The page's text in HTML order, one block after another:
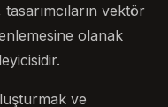
vektör
olanak
ve